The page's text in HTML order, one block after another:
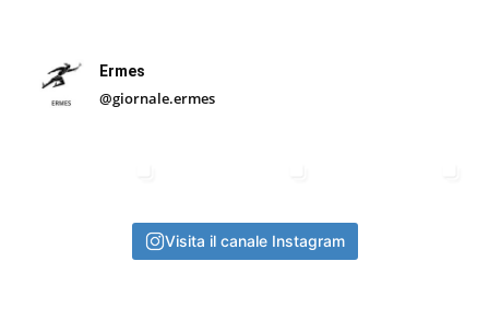
Ermes
@giornale.ermes
Visita il canale Instagram